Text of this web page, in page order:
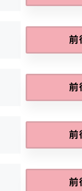
前
前
前
前